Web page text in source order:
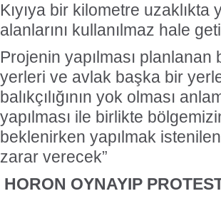
Kıyıya bir kilometre
alanlarını kullanılmaz hale
Projenin yapılması planlanan
yerleri ve avlak başka bir
balıkçılığının yok olması
yapılması ile birlikte
beklenirken yapılmak
zarar verecek”
HORON OYNAYIP